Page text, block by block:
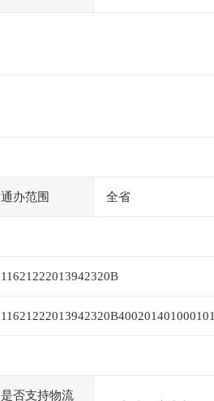
通办范围 全省
11621222013942320B
11621222013942320B400201401000101
是否支持物流